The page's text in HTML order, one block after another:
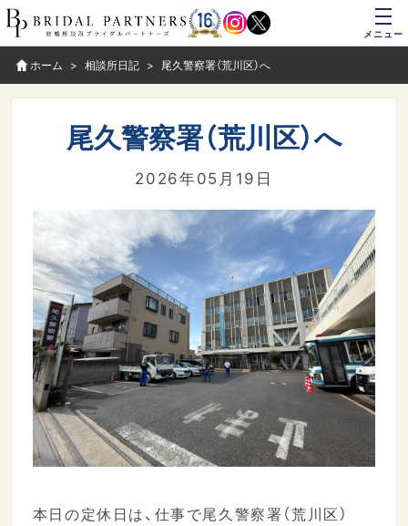
メニュー
ホーム 相談所日記 尾久警察署（荒川区）へ
尾久警察署（荒川区）へ
2026年05月19日
本日の定休日は、仕事で尾久警察署（荒川区）